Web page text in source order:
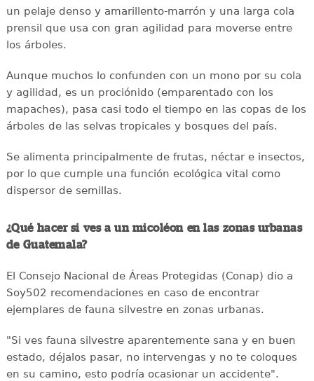
un pelaje denso y amarillento-marrón y una larga cola
prensil que usa con gran agilidad para moverse entre
los árboles.
Aunque muchos lo confunden con un mono por su cola
y agilidad, es un prociónido (emparentado con los
mapaches), pasa casi todo el tiempo en las copas de los
árboles de las selvas tropicales y bosques del país.
Se alimenta principalmente de frutas, néctar e insectos,
por lo que cumple una función ecológica vital como
dispersor de semillas.
¿Qué hacer si ves a un micoléon en las zonas urbanas
de Guatemala?
El Consejo Nacional de Áreas Protegidas (Conap) dio a
Soy502 recomendaciones en caso de encontrar
ejemplares de fauna silvestre en zonas urbanas.
"Si ves fauna silvestre aparentemente sana y en buen
estado, déjalos pasar, no intervengas y no te coloques
en su camino, esto podría ocasionar un accidente".